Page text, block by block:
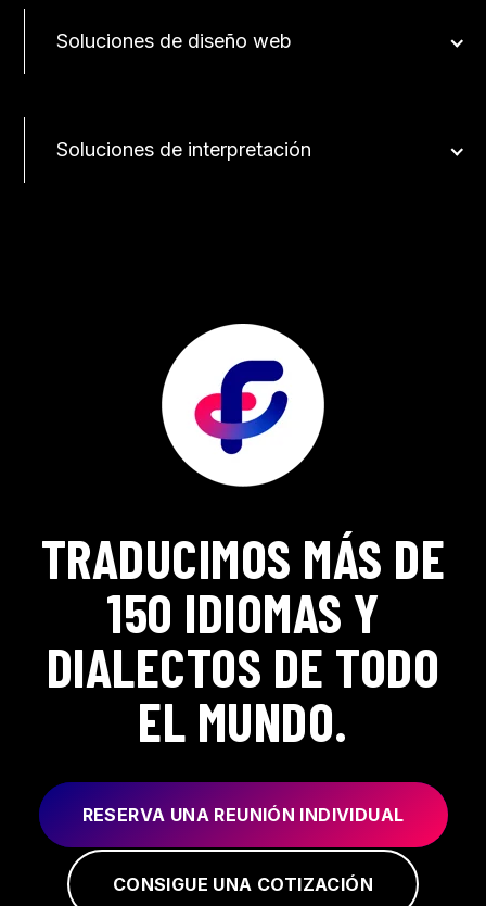
Soluciones de diseño web
Soluciones de interpretación
TRADUCIMOS MÁS DE
150 IDIOMAS Y
DIALECTOS DE TODO
EL MUNDO.
RESERVA UNA REUNIÓN INDIVIDUAL
CONSIGUE UNA COTIZACIÓN